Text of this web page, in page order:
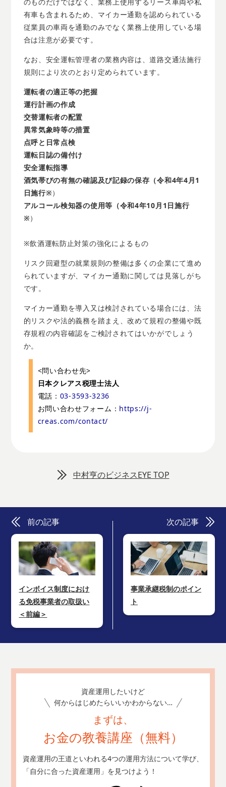
有車も含まれるため、マイカー通勤を認められている
従業員の車両を通勤のみでなく業務上使用している場
合は注意が必要です。
なお、安全運転管理者の業務内容は、道路交通法施行
規則により次のとおり定められています。
運転者の適正等の把握
運行計画の作成
交替運転者の配置
異常気象時等の措置
点呼と日常点検
運転日誌の備付け
安全運転指導
酒気帯びの有無の確認及び記録の保存（令和4年4月1
日施行※）
アルコール検知器の使用等（令和4年10月1日施行
※）
※飲酒運転防止対策の強化によるもの
リスク回避型の就業規則の整備は多くの企業にて進め
られていますが、マイカー通勤に関しては見落しがち
です。
マイカー通勤を導入又は検討されている場合には、法
的リスクや法的義務を踏まえ、改めて規程の整備や既
存規程の内容確認をご検討されてはいかがでしょう
か。
<問い合わせ先>
日本クレアス税理士法人
電話： 03-3593-3236
お問い合わせフォーム： https://j-
creas.com/contact/
中村亨のビジネスEYE TOP
前の記事
インボイス制度におけ
る免税事業者の取扱い
＜前編＞
次の記事
事業承継税制のポイン
ト
資産運用したいけど
何からはじめたらいいかわからない…
まずは、
お金の教養講座（無料）
資産運用の王道といわれる4つの運用方法について学び、
「自分に合った資産運用」を見つけよう！